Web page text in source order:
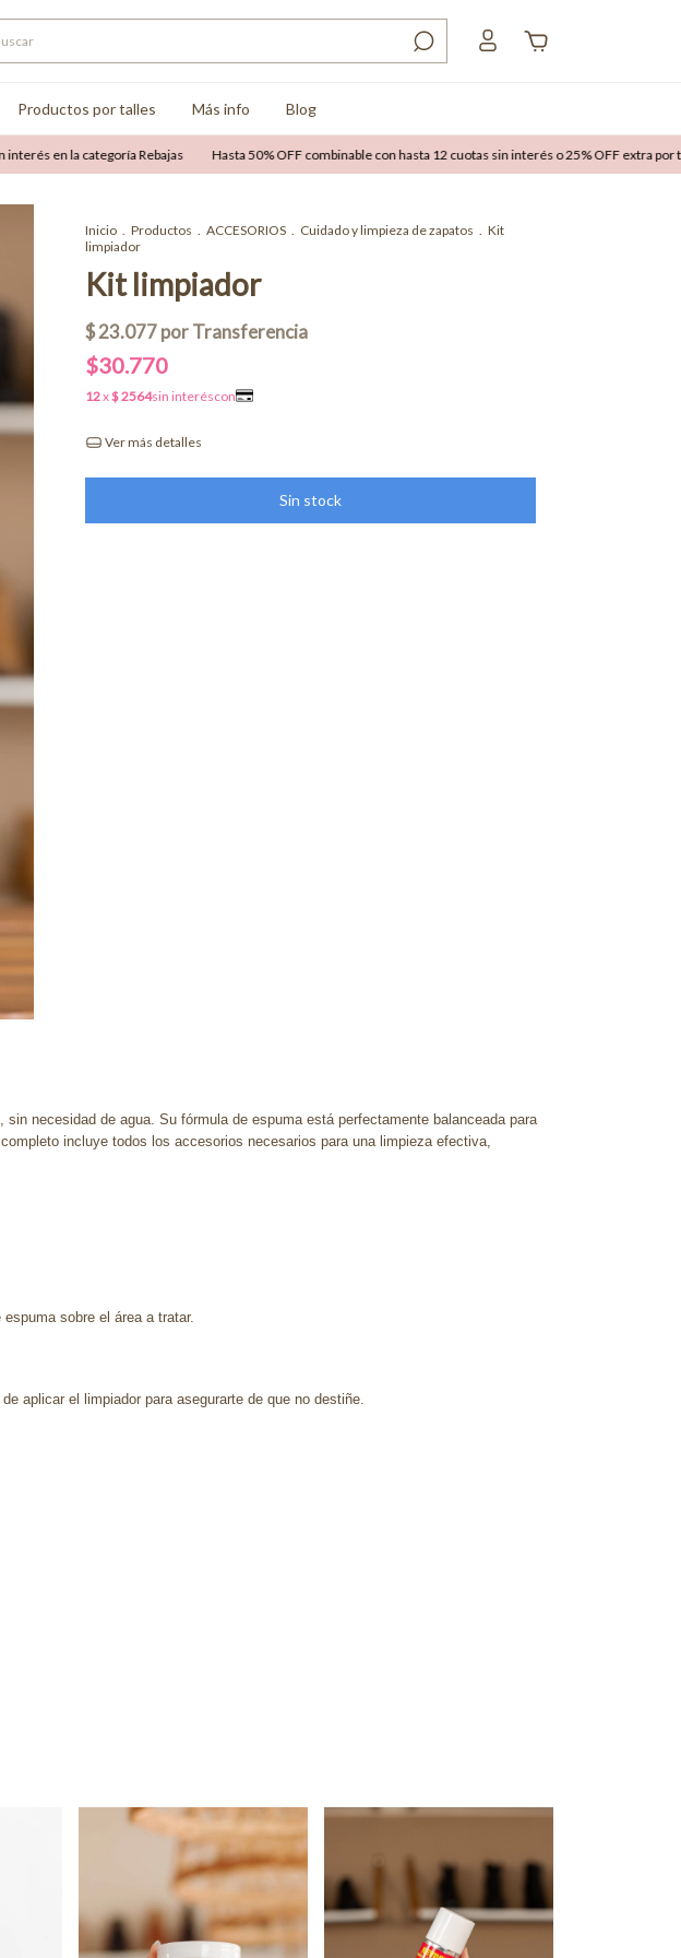
Productos por talles Más info Blog
en la categoría Rebajas Hasta 50% OFF combinable con hasta 12 cuotas sin interés o 25% OFF extra por
Inicio . Productos . ACCESORIOS . Cuidado y limpieza de zapatos . Kit
limpiador
Kit limpiador
$30.770
Ver más detalles
necesidad de agua. Su fórmula de espuma está perfectamente balanceada para
incluye todos los accesorios necesarios para una limpieza efectiva,
sobre el área a tratar.
aplicar el limpiador para asegurarte de que no destiñe.